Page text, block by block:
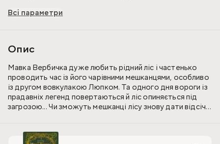
Всі параметри
Опис
Мавка Вербичка дуже любить рідний ліс і частенько
проводить час із його чарівними мешканцями, особливо
із другом вовкулакою Люпком. Та одного дня вороги із
прадавніх легенд повертаються й ліс опиняється під
загрозою... Чи зможуть мешканці лісу знову дати відсіч
захопливий пригодницький сюжет, доповнений